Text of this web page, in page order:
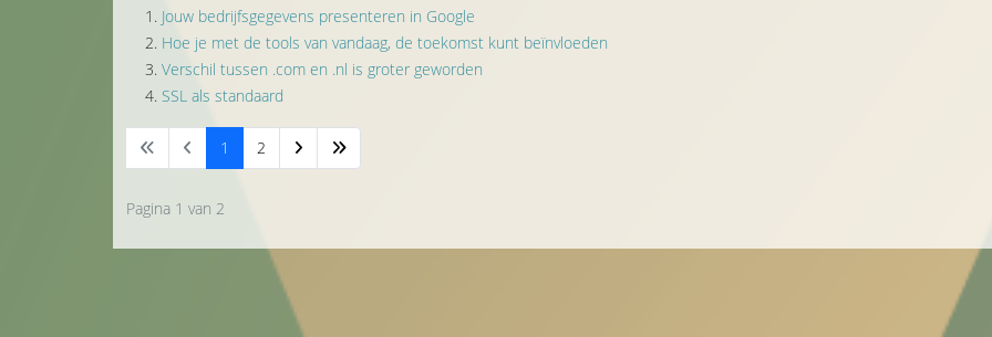
Jouw bedrijfsgegevens presenteren in Google
Hoe je met de tools van vandaag, de toekomst kunt beïnvloeden
Verschil tussen .com en .nl is groter geworden
SSL als standaard
1 2
Pagina 1 van 2